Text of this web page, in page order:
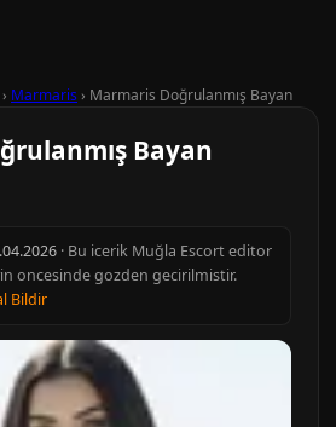
› Marmaris › Marmaris Doğrulanmış Bayan
Bayan
· Bu icerik Muğla Escort editor
oncesinde gozden gecirilmistir.
Bildir